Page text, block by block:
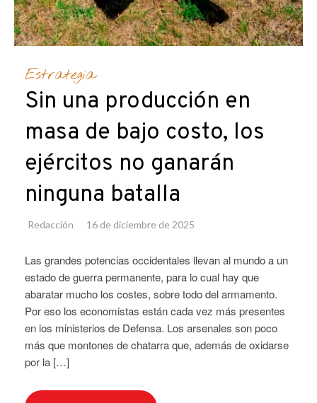
Estrategia
Sin una producción en
masa de bajo costo, los
ejércitos no ganarán
ninguna batalla
Redacción 16 de diciembre de 2025
Las grandes potencias occidentales llevan al mundo a un
estado de guerra permanente, para lo cual hay que
abaratar mucho los costes, sobre todo del armamento.
Por eso los economistas están cada vez más presentes
en los ministerios de Defensa. Los arsenales son poco
más que montones de chatarra que, además de oxidarse
por la […]